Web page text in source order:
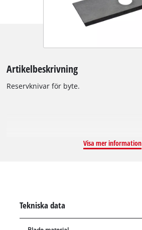
Artikelbeskrivning
Reservknivar för byte.
Visa mer information
Tekniska data